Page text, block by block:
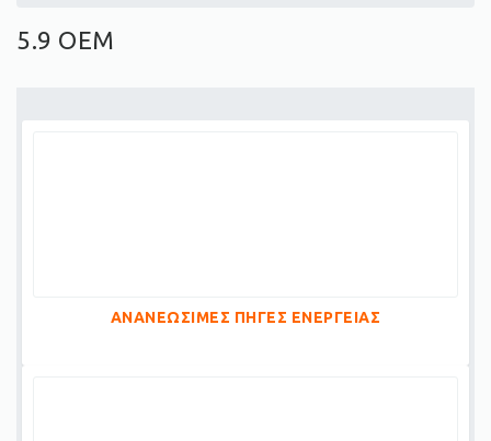
5.9 OEM
ΑΝΑΝΕΩΣΙΜΕΣ ΠΗΓΕΣ ΕΝΕΡΓΕΙΑΣ